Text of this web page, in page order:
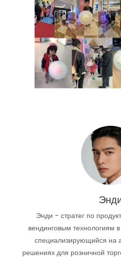
Энди - стратег по
вендинговым технологиям
специализирующийся на
решениях для розничной